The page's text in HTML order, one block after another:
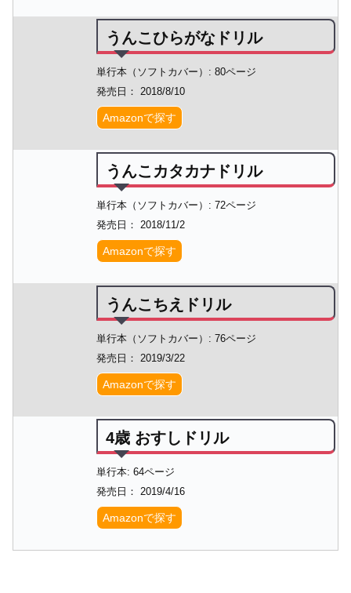
うんこひらがなドリル
単行本（ソフトカバー）: 80ページ
発売日： 2018/8/10
Amazonで探す
うんこカタカナドリル
単行本（ソフトカバー）: 72ページ
発売日： 2018/11/2
Amazonで探す
うんこちえドリル
単行本（ソフトカバー）: 76ページ
発売日： 2019/3/22
Amazonで探す
4歳 おすしドリル
単行本: 64ページ
発売日： 2019/4/16
Amazonで探す